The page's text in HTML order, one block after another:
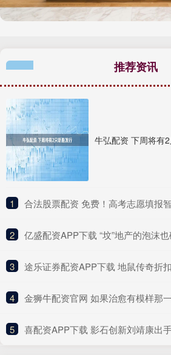
推荐资讯
牛弘配资 下周将有
1 合法股票配资 免费！高考志愿填报
2 亿盛配资APP下载 “坟”地产的泡沫也
3 途乐证券配资APP下载 地鼠传奇折扣服
4 金狮牛配资官网 如果治愈有模样
5 喜配资APP下载 影石创新刘靖康出手